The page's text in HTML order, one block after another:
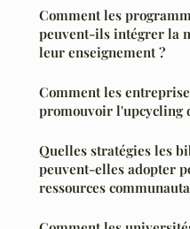
Comment les
peuvent-ils intégrer la
leur enseignement ?
Comment les
promouvoir l'upcycling
Quelles stratégies les
peuvent-elles adopter
ressources